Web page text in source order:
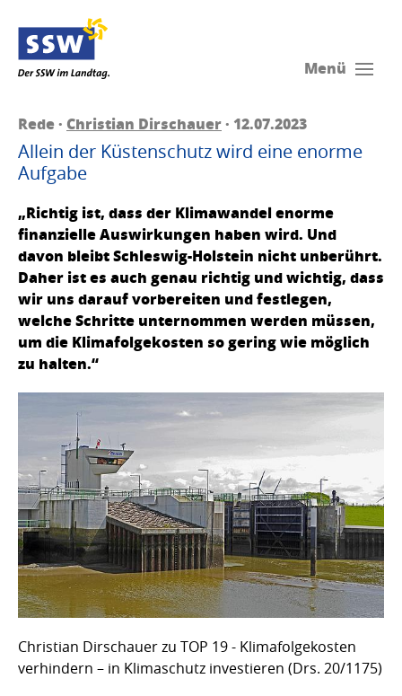
Menü
Rede · Christian Dirschauer· 12.07.2023
Allein der Küstenschutz wird eine enorme
Aufgabe
„Richtig ist, dass der Klimawandel enorme
finanzielle Auswirkungen haben wird. Und
davon bleibt Schleswig-Holstein nicht unberührt.
Daher ist es auch genau richtig und wichtig, dass
wir uns darauf vorbereiten und festlegen,
welche Schritte unternommen werden müssen,
um die Klimafolgekosten so gering wie möglich
zu halten.“
Christian Dirschauer zu TOP 19 - Klimafolgekosten
verhindern – in Klimaschutz investieren (Drs. 20/1175)